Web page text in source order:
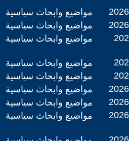
مواضيع وابحاث سياسية
مواضيع وابحاث سياسية
مواضيع وابحاث سياسية
مواضيع وابحاث سياسية
مواضيع وابحاث سياسية
مواضيع وابحاث سياسية
مواضيع وابحاث سياسية
مواضيع وابحاث سياسية